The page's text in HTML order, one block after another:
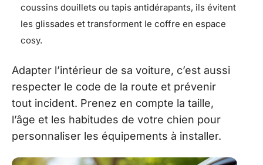
coussins douillets ou tapis antidérapants, ils évitent
les glissades et transforment le coffre en espace
cosy.
Adapter l’intérieur de sa voiture, c’est aussi
respecter le code de la route et prévenir
tout incident. Prenez en compte la taille,
l’âge et les habitudes de votre chien pour
personnaliser les équipements à installer.